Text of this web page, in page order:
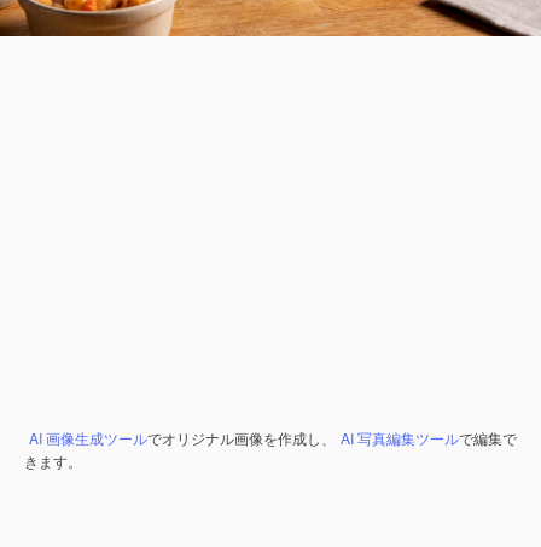
AI 画像生成ツールでオリジナル画像を作成し、 AI 写真編集ツールで編集で
きます。